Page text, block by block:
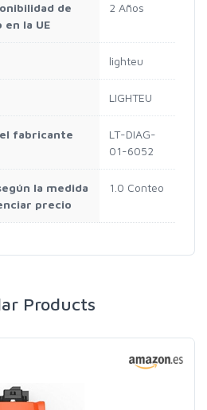
de
la UE
2 Años
lighteu
LIGHTEU
fabricante
LT-DIAG-
01-6052
la medida
precio
1.0 Conteo
Products